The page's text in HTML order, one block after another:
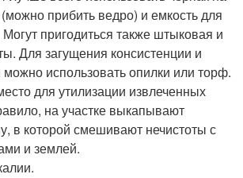
прибить ведро) и емкость для
пригодиться также штыковая и
Для загущения консистенции и
использовать опилки или торф.
для утилизации извлеченных
на участке выкапывают
в которой смешивают нечистоты с
и землей.